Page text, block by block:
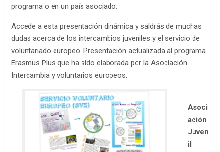
programa o en un país asociado.
Accede a esta presentación dinámica y saldrás de muchas
dudas acerca de los intercambios juveniles y el servicio de
voluntariado europeo. Presentación actualizada al programa
Erasmus Plus que ha sido elaborada por la Asociación
Intercambia y voluntarios europeos.
Asoci
ación
Juven
il